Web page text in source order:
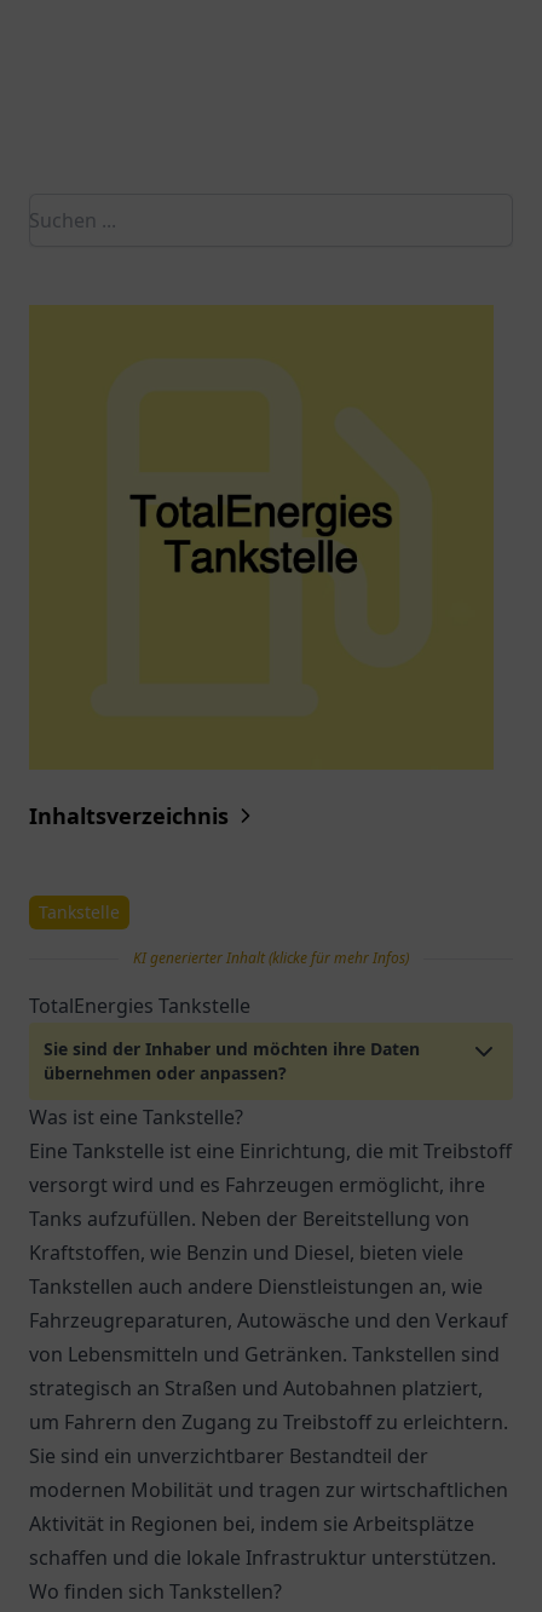
Inhaltsverzeichnis
Tankstelle
KI generierter Inhalt (klicke für mehr Infos)
TotalEnergies Tankstelle
Sie sind der Inhaber und möchten ihre Daten
übernehmen oder anpassen?
Was ist eine Tankstelle?
Eine Tankstelle ist eine Einrichtung, die mit Treibstoff
versorgt wird und es Fahrzeugen ermöglicht, ihre
Tanks aufzufüllen. Neben der Bereitstellung von
Kraftstoffen, wie Benzin und Diesel, bieten viele
Tankstellen auch andere Dienstleistungen an, wie
Fahrzeugreparaturen, Autowäsche und den Verkauf
von Lebensmitteln und Getränken. Tankstellen sind
strategisch an Straßen und Autobahnen platziert,
um Fahrern den Zugang zu Treibstoff zu erleichtern.
Sie sind ein unverzichtbarer Bestandteil der
modernen Mobilität und tragen zur wirtschaftlichen
Aktivität in Regionen bei, indem sie Arbeitsplätze
schaffen und die lokale Infrastruktur unterstützen.
Wo finden sich Tankstellen?